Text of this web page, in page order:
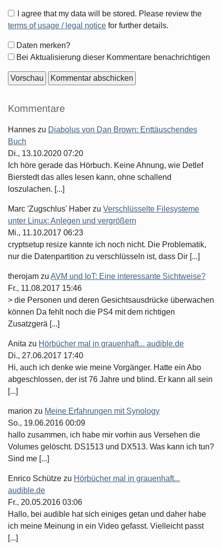
I agree that my data will be stored. Please review the
terms of usage / legal notice for further details.
Formular-
Optionen
Daten merken?
Bei Aktualisierung dieser Kommentare benachrichtigen
Seitenleiste
Kommentare
Hannes zu Diabolus von Dan Brown: Enttäuschendes
Buch
Di., 13.10.2020 07:20
Ich höre gerade das Hörbuch. Keine Ahnung, wie Detlef
Bierstedt das alles lesen kann, ohne schallend
loszulachen. [...]
Marc 'Zugschlus' Haber zu Verschlüsselte Filesysteme
unter Linux: Anlegen und vergrößern
Mi., 11.10.2017 06:23
cryptsetup resize kannte ich noch nicht. Die Problematik,
nur die Datenpartition zu verschlüsseln ist, dass Dir [...]
therojam zu AVM und IoT: Eine interessante Sichtweise?
Fr., 11.08.2017 15:46
> die Personen und deren Gesichtsausdrücke überwachen
können Da fehlt noch die PS4 mit dem richtigen
Zusatzgerä [...]
Anita zu Hörbücher mal in grauenhaft... audible.de
Di., 27.06.2017 17:40
Hi, auch ich denke wie meine Vorgänger. Hatte ein Abo
abgeschlossen, der ist 76 Jahre und blind. Er kann all sein
[...]
marion zu Meine Erfahrungen mit Synology
So., 19.06.2016 00:09
hallo zusammen, ich habe mir vorhin aus Versehen die
Volumes gelöscht. DS1513 und DX513. Was kann ich tun?
Sind me [...]
Enrico Schütze zu Hörbücher mal in grauenhaft...
audible.de
Fr., 20.05.2016 03:06
Hallo, bei audible hat sich einiges getan und daher habe
ich meine Meinung in ein Video gefasst. Vielleicht passt
[...]